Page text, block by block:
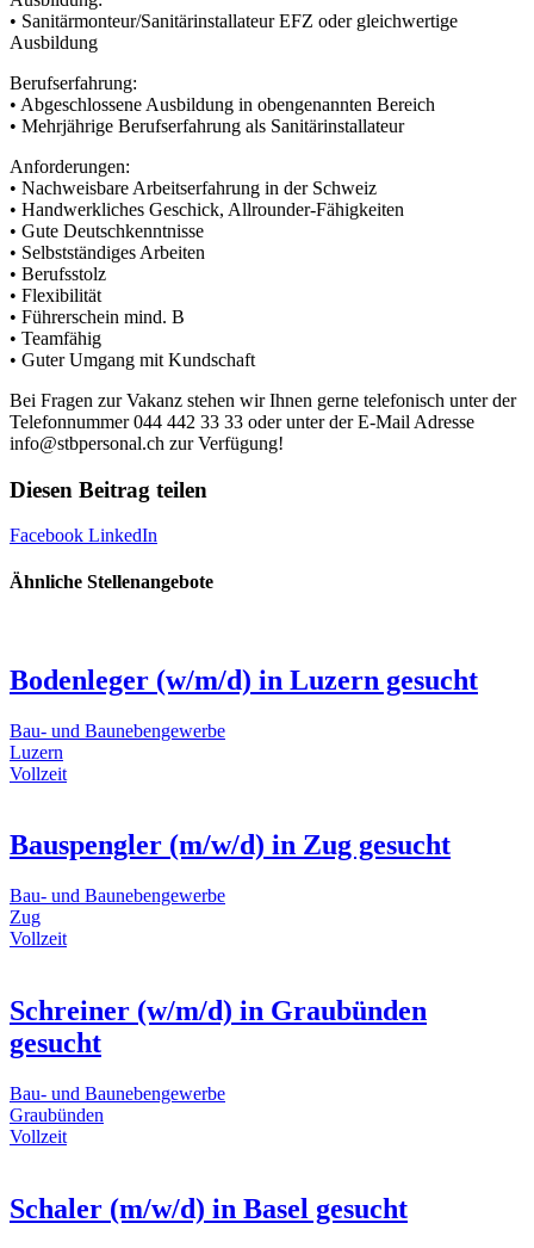
• Sanitärmonteur/Sanitärinstallateur EFZ oder gleichwertige
Ausbildung
Berufserfahrung:
• Abgeschlossene Ausbildung in obengenannten Bereich
• Mehrjährige Berufserfahrung als Sanitärinstallateur
Anforderungen:
• Nachweisbare Arbeitserfahrung in der Schweiz
• Handwerkliches Geschick, Allrounder-Fähigkeiten
• Gute Deutschkenntnisse
• Selbstständiges Arbeiten
• Berufsstolz
• Flexibilität
• Führerschein mind. B
• Teamfähig
• Guter Umgang mit Kundschaft
Bei Fragen zur Vakanz stehen wir Ihnen gerne telefonisch unter der
Telefonnummer 044 442 33 33 oder unter der E-Mail Adresse
info@stbpersonal.ch zur Verfügung!
Diesen Beitrag teilen
Facebook LinkedIn
Ähnliche Stellenangebote
Bodenleger (w/m/d) in Luzern gesucht
Bau- und Baunebengewerbe
Luzern
Vollzeit
Bauspengler (m/w/d) in Zug gesucht
Bau- und Baunebengewerbe
Zug
Vollzeit
Schreiner (w/m/d) in Graubünden
gesucht
Bau- und Baunebengewerbe
Graubünden
Vollzeit
Schaler (m/w/d) in Basel gesucht